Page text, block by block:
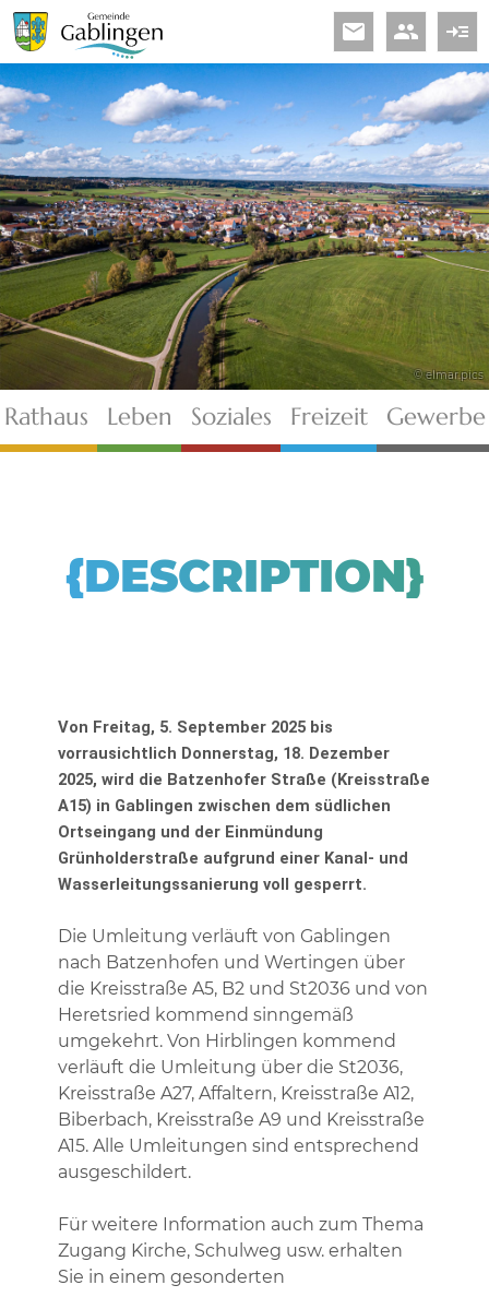
read_more
people
email
© elmar.pics
Rathaus Leben Soziales Freizeit Gewerbe
{DESCRIPTION}
Von Freitag, 5. September 2025 bis
vorrausichtlich Donnerstag, 18. Dezember
2025, wird die Batzenhofer Straße (Kreisstraße
A15) in Gablingen zwischen dem südlichen
Ortseingang und der Einmündung
Grünholderstraße aufgrund einer Kanal- und
Wasserleitungssanierungvoll gesperrt.
Die Umleitung verläuft von Gablingen
nach Batzenhofen und Wertingen über
die Kreisstraße A5, B2 und St2036 und von
Heretsried kommend sinngemäß
umgekehrt. Von Hirblingen kommend
verläuft die Umleitung über die St2036,
Kreisstraße A27, Affaltern, Kreisstraße A12,
Biberbach, Kreisstraße A9 und Kreisstraße
A15. Alle Umleitungen sind entsprechend
ausgeschildert.
Für weitere Information auch zum Thema
Zugang Kirche, Schulweg usw. erhalten
Sie in einem gesonderten